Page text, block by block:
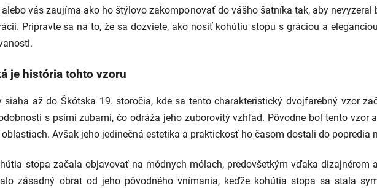
vás zaujíma ako ho štýlovo zakomponovať do vášho šatníka tak, aby nevyzeral
Pripravte sa na to, že sa dozviete, ako nosiť kohútiu stopu s gráciou a
je história tohto vzoru
siaha až do Škótska 19. storočia, kde sa tento charakteristický dvojfarebný vzor
s psími zubami, čo odráža jeho zuborovitý vzhľad. Pôvodne bol tento vzor
Avšak jeho jedinečná estetika a praktickosť ho časom dostali do popredia
stopa začala objavovať na módnych mólach, predovšetkým vďaka dizajnérom
zásadný obrat od jeho pôvodného vnímania, keďže kohútia stopa sa stala